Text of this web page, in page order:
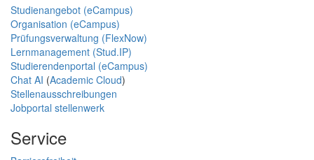
Studienangebot (eCampus)
Organisation (eCampus)
Prüfungsverwaltung (FlexNow)
Lernmanagement (Stud.IP)
Studierendenportal (eCampus)
Chat AI (Academic Cloud)
Stellenausschreibungen
Jobportal stellenwerk
Service